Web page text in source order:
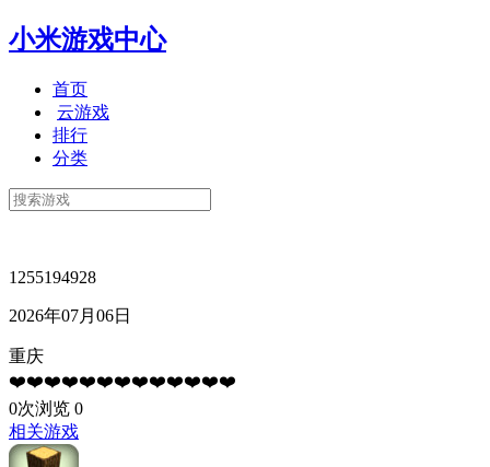
小米游戏中心
首页
云游戏
排行
分类
1255194928
2026年07月06日
重庆
❤️❤️❤️❤️❤️❤️❤️❤️❤️❤️❤️❤️❤️
0次浏览 0
相关游戏